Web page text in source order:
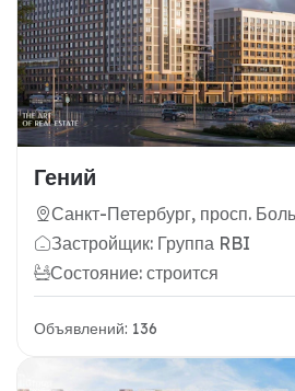
Гений
Санкт-Петербург, просп.
Застройщик: Группа RBI
Состояние: строится
Объявлений: 136